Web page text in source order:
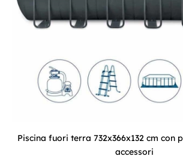
Piscina fuori terra 732x366x132 cm con
accessori